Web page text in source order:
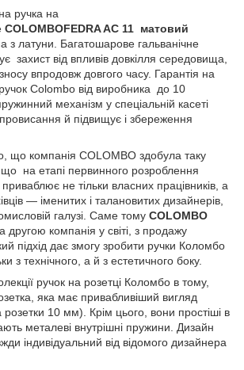
ручка на
COLOMBOFEDRA AC 11 матовий
з латуни. Багатошарове гальванічне
захист від впливів довкілля середовища,
впродовж довгого часу. Гарантія на
Colombo від виробника до 10
механізм у спеціальній касеті
й підвищує і збереження
що компанія COLOMBO здобула таку
що на етапі первинного розроблення
не тільки власних працівників, а
— іменитих і талановитих дизайнерів,
галузі. Саме тому COLOMBO
другою компанія у світі, з продажу
підхід дає змогу зробити ручки Коломбо
з технічного, а й з естетичного боку.
ручок на розетці Коломбо в тому,
яка має привабливіший вигляд
10 мм). Крім цього, вони простіші в
металеві внутрішні пружини. Дизайн
індивідуальний від відомого дизайнера